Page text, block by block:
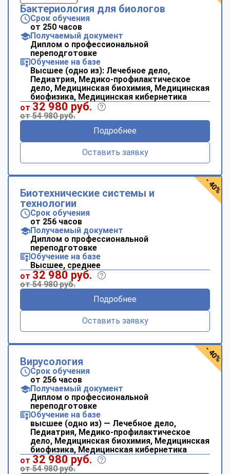
Бактериология для биологов
Срок обучения
от 250 часов
Получаемый документ
Диплом о профессиональной
переподготовке
Обучение на базе
Высшее (одно из): Лечебное дело,
Педиатрия, Медико-профилактическое
дело, Медицинская биохимия, Медицинская
биофизика, Медицинская кибернетика
от 32 980 руб.
от 54 980 руб.
Подробнее
Оставить заявку
Биотехнические системы и
технологии
Срок обучения
от 256 часов
Получаемый документ
Диплом о профессиональной
переподготовке
Обучение на базе
Высшее, среднее
от 32 980 руб.
от 54 980 руб.
Подробнее
Оставить заявку
- 40%
Вирусология
Срок обучения
от 256 часов
Получаемый документ
Диплом о профессиональной
переподготовке
Обучение на базе
высшее (одно из) — Лечебное дело,
Педиатрия, Медико-профилактическое
дело, Медицинская биохимия, Медицинская
биофизика, Медицинская кибернетика
от 32 980 руб.
от 54 980 руб.
- 40%